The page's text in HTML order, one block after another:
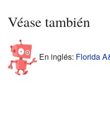
Véase también
En inglés: Florida